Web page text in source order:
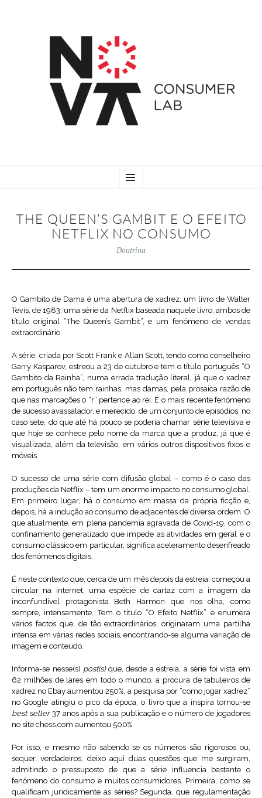
TO
THE QUEEN’S GAMBIT E O EFEITO
NETFLIX NO CONSUMO
Doutrina
O Gambito de Dama é uma abertura de xadrez, um livro de Walter
Tevis, de 1983, uma série da Netflix baseada naquele livro, ambos de
título original “The Queen’s Gambit”, e um fenómeno de vendas
extraordinário.
A série, criada por Scott Frank e Allan Scott, tendo como conselheiro
Garry Kasparov, estreou a 23 de outubro e tem o título português “O
Gambito da Rainha”, numa errada tradução literal, já que o xadrez
em português não tem rainhas, mas damas, pela prosaica razão de
que nas marcações o “r” pertence ao rei. É o mais recente fenómeno
de sucesso avassalador, e merecido, de um conjunto de episódios, no
caso sete, do que até há pouco se poderia chamar série televisiva e
que hoje se conhece pelo nome da marca que a produz, já que é
visualizada, além da televisão, em vários outros dispositivos fixos e
móveis.
O sucesso de uma série com difusão global – como é o caso das
produções da Netflix – tem um enorme impacto no consumo global.
Em primeiro lugar, há o consumo em massa da própria ficção e,
depois, há a indução ao consumo de adjacentes de diversa ordem. O
que atualmente, em plena pandemia agravada de Covid-19, com o
confinamento generalizado que impede as atividades em geral e o
consumo clássico em particular, significa aceleramento desenfreado
dos fenómenos digitais.
É neste contexto que, cerca de um mês depois da estreia, começou a
circular na internet, uma espécie de cartaz com a imagem da
inconfundível protagonista Beth Harmon que nos olha, como
sempre, intensamente. Tem o título “O Efeito Netflix” e enumera
vários factos que, de tão extraordinários, originaram uma partilha
intensa em várias redes sociais, encontrando-se alguma variação de
imagem e conteúdo.
Informa-se nesse(s) post(s)que, desde a estreia, a série foi vista em
62 milhões de lares em todo o mundo, a procura de tabuleiros de
xadrez no Ebay aumentou 250%, a pesquisa por “como jogar xadrez”
no Google atingiu o pico da época, o livro que a inspira tornou-se
best seller37 anos após a sua publicação e o número de jogadores
no site chess.com aumentou 500%.
Por isso, e mesmo não sabendo se os números são rigorosos ou,
sequer, verdadeiros, deixo aqui duas questões que me surgiram,
admitindo o pressuposto de que a série influencia bastante o
fenómeno do consumo e muitos consumidores. Primeira, como se
qualificam juridicamente as séries? Segunda, que regulamentação